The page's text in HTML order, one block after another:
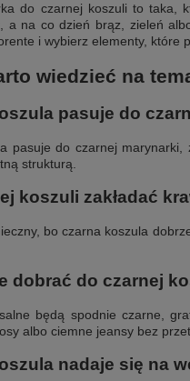
do czarnej koszuli to taka,
a na co dzień brąz, zieleń
i wybierz elementy, które
wiedzieć na
pasuje do
pasuje do czarnej marynarki,
strukturą.
koszuli zakładać
bo czarna koszula
dobrać do czarnej
będą spodnie czarne,
albo ciemne jeansy bez
nadaje się na